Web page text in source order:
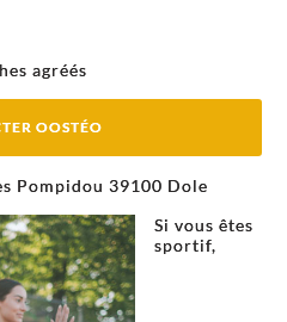
agréés
OOSTÉO
Pompidou 39100 Dole
Si vous êtes
sportif,